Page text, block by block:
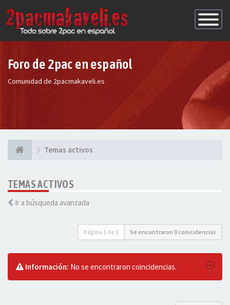
de
Foro de 2pac en español
Comunidad de 2pacmakaveli.es
Temas activos
TEMAS ACTIVOS
Ir a búsqueda avanzada
Página 1 de 1 Se encontraron 0 coincidencias
Información: No se encontraron coincidencias.